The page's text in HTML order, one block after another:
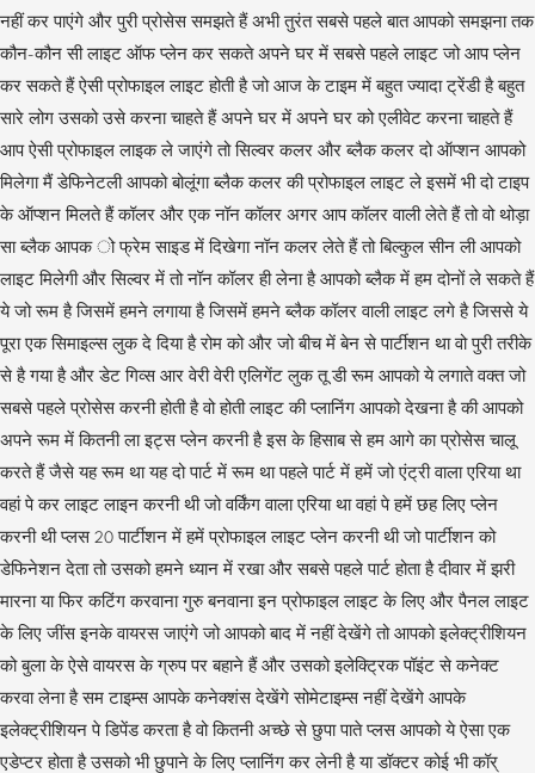
नहीं कर पाएंगे और पुरी प्रोसेस समझते हैं अभी तुरंत सबसे पहले बात आपको समझना तक
कौन-कौन सी लाइट ऑफ प्लेन कर सकते अपने घर में सबसे पहले लाइट जो आप प्लेन
कर सकते हैं ऐसी प्रोफाइल लाइट होती है जो आज के टाइम में बहुत ज्यादा ट्रेंडी है बहुत
सारे लोग उसको उसे करना चाहते हैं अपने घर में अपने घर को एलीवेट करना चाहते हैं
आप ऐसी प्रोफाइल लाइक ले जाएंगे तो सिल्वर कलर और ब्लैक कलर दो ऑप्शन आपको
मिलेगा मैं डेफिनेटली आपको बोलूंगा ब्लैक कलर की प्रोफाइल लाइट ले इसमें भी दो टाइप
के ऑप्शन मिलते हैं कॉलर और एक नॉन कॉलर अगर आप कॉलर वाली लेते हैं तो वो थोड़ा
सा ब्लैक आपक ो फ्रेम साइड में दिखेगा नॉन कलर लेते हैं तो बिल्कुल सीन ली आपको
लाइट मिलेगी और सिल्वर में तो नॉन कॉलर ही लेना है आपको ब्लैक में हम दोनों ले सकते हैं
ये जो रूम है जिसमें हमने लगाया है जिसमें हमने ब्लैक कॉलर वाली लाइट लगे है जिससे ये
पूरा एक सिमाइल्स लुक दे दिया है रोम को और जो बीच में बेन से पार्टीशन था वो पुरी तरीके
से है गया है और डेट गिव्स आर वेरी वेरी एलिगेंट लुक तू डी रूम आपको ये लगाते वक्त जो
सबसे पहले प्रोसेस करनी होती है वो होती लाइट की प्लानिंग आपको देखना है की आपको
अपने रूम में कितनी ला इट्स प्लेन करनी है इस के हिसाब से हम आगे का प्रोसेस चालू
करते हैं जैसे यह रूम था यह दो पार्ट में रूम था पहले पार्ट में हमें जो एंट्री वाला एरिया था
वहां पे कर लाइट लाइन करनी थी जो वर्किंग वाला एरिया था वहां पे हमें छह लिए प्लेन
करनी थी प्लस 20 पार्टीशन में हमें प्रोफाइल लाइट प्लेन करनी थी जो पार्टीशन को
डेफिनेशन देता तो उसको हमने ध्यान में रखा और सबसे पहले पार्ट होता है दीवार में झरी
मारना या फिर कटिंग करवाना गुरु बनवाना इन प्रोफाइल लाइट के लिए और पैनल लाइट
के लिए जींस इनके वायरस जाएंगे जो आपको बाद में नहीं देखेंगे तो आपको इलेक्ट्रीशियन
को बुला के ऐसे वायरस के ग्रुप पर बहाने हैं और उसको इलेक्ट्रिक पॉइंट से कनेक्ट
करवा लेना है सम टाइम्स आपके कनेक्शंस देखेंगे सोमेटाइम्स नहीं देखेंगे आपके
इलेक्ट्रीशियन पे डिपेंड करता है वो कितनी अच्छे से छुपा पाते प्लस आपको ये ऐसा एक
एडेप्टर होता है उसको भी छुपाने के लिए प्लानिंग कर लेनी है या डॉक्टर कोई भी कॉर्